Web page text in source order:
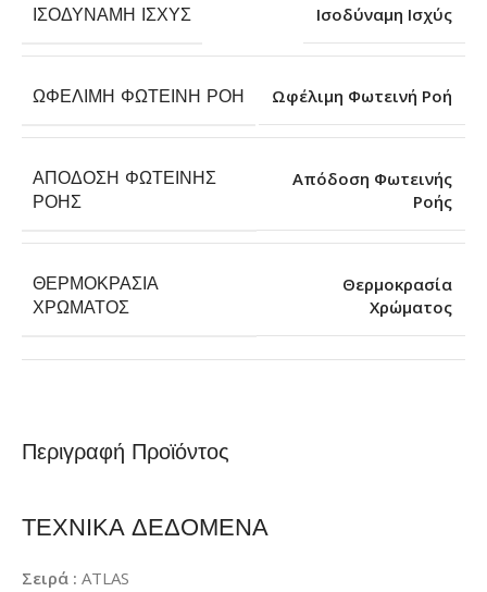
Περιγραφή Προϊόντος
ΤΕΧΝΙΚΑ ΔΕΔΟΜΕΝΑ
Σειρά : ATLAS
ΙΣΟΔΎΝΑΜΗ ΙΣΧΎΣ Ισοδύναμη Ισχύς
ΩΦΈΛΙΜΗ ΦΩΤΕΙΝΉ ΡΟΉ Ωφέλιμη Φωτεινή Ροή
ΑΠΌΔΟΣΗ ΦΩΤΕΙΝΉΣ
ΡΟΉΣ
Απόδοση Φωτεινής
Ροής
ΘΕΡΜΟΚΡΑΣΊΑ
ΧΡΏΜΑΤΟΣ
Θερμοκρασία
Χρώματος